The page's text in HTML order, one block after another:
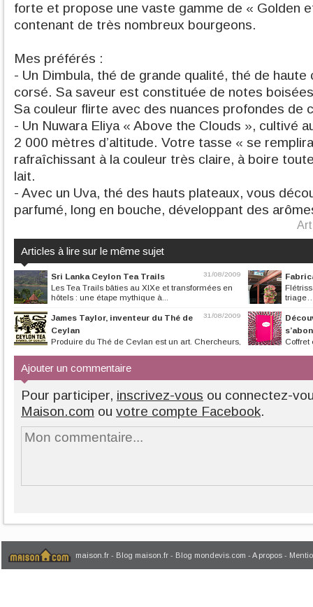
forte et propose une vaste gamme de « Golden
contenant de très nombreux bourgeons.
Mes préférés :
- Un Dimbula, thé de grande qualité, thé de
corsé. Sa saveur est constituée de notes
Sa couleur flirte avec des nuances profondes de
- Un Nuwara Eliya « Above the Clouds », cultivé
2 000 mètres d’altitude. Votre tasse « se
rafraîchissant à la couleur très claire, à boire
lait.
- Avec un Uva, thé des hauts plateaux, vous
parfumé, long en bouche, développant des
Articles à lire sur le même sujet
31/08/2009
Sri Lanka Ceylon Tea Trails
Les Tea Trails bâties au XIXe et transformées en
hôtels : une étape mythique à...
31/08/2009
James Taylor, inventeur du Thé de
Ceylan
Produire du Thé de Ceylan est un art. Chercheurs,
Coffret
Ajouter un commentaire
Pour participer, inscrivez-vous ou connectez-
Maison.com ou votre compte Facebook.
maison.fr - Blog maison.fr - Blog mondevis.com - A propos -